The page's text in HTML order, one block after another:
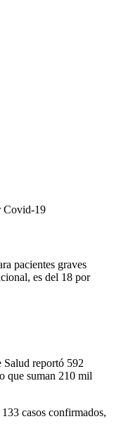
Covid-19
pacientes graves
es del 18 por
Salud reportó 592
que suman 210 mil
casos confirmados,